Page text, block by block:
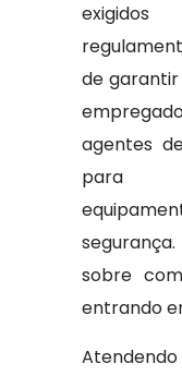
de garantir
agentes
para
sobre
entrando